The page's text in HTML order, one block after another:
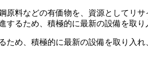
原料などの有価物を、資源としてリ
するため、積極的に最新の設備を取
ため、積極的に最新の設備を取り入